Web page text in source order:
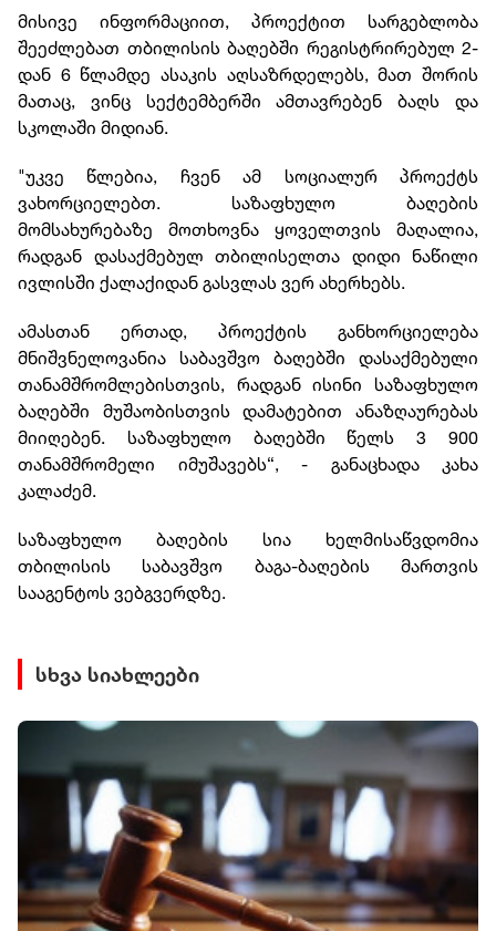
მისივე ინფორმაციით, პროექტით სარგებლობა
შეეძლებათ თბილისის ბაღებში რეგისტრირებულ 2-
დან 6 წლამდე ასაკის აღსაზრდელებს, მათ შორის
მათაც, ვინც სექტემბერში ამთავრებენ ბაღს და
სკოლაში მიდიან.
"უკვე წლებია, ჩვენ ამ სოციალურ პროექტს
ვახორციელებთ. საზაფხულო ბაღების
მომსახურებაზე მოთხოვნა ყოველთვის მაღალია,
რადგან დასაქმებულ თბილისელთა დიდი ნაწილი
ივლისში ქალაქიდან გასვლას ვერ ახერხებს.
ამასთან ერთად, პროექტის განხორციელება
მნიშვნელოვანია საბავშვო ბაღებში დასაქმებული
თანამშრომლებისთვის, რადგან ისინი საზაფხულო
ბაღებში მუშაობისთვის დამატებით ანაზღაურებას
მიიღებენ. საზაფხულო ბაღებში წელს 3 900
თანამშრომელი იმუშავებს“, - განაცხადა კახა
კალაძემ.
საზაფხულო ბაღების სია ხელმისაწვდომია
თბილისის საბავშვო ბაგა-ბაღების მართვის
სააგენტოს ვებგვერდზე.
სხვა სიახლეები